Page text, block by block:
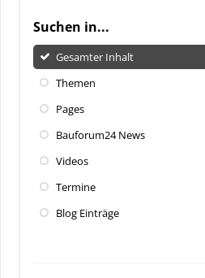
Suchen in...
Gesamter Inhalt
Themen
Pages
Bauforum24 News
Videos
Termine
Blog Einträge